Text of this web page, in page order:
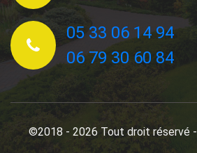
05 33 06 14 94
06 79 30 60 84
©2018 - 2026 Tout droit réservé -